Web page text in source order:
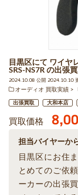
目黒区にて ワイヤ
SRS-NS7R の出張
2024.10.08 公開 2024.10.10
オーディオ 買取実績
出張買取 大和本店
買取価格
担当バイヤーか
目黒区にお住
とめてのご依
ーカーの出張